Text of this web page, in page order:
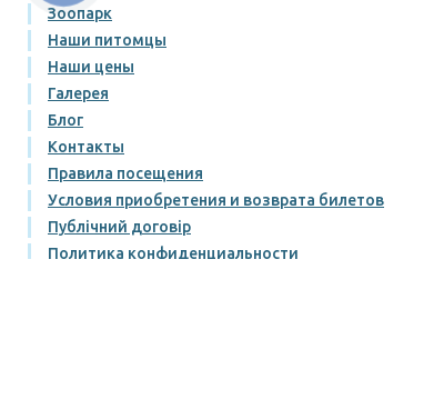
Зоопарк
Наши питомцы
Наши цены
Галерея
Блог
Контакты
Правила посещения
Условия приобретения и возврата билетов
Публічний договір
Политика конфиденциальности